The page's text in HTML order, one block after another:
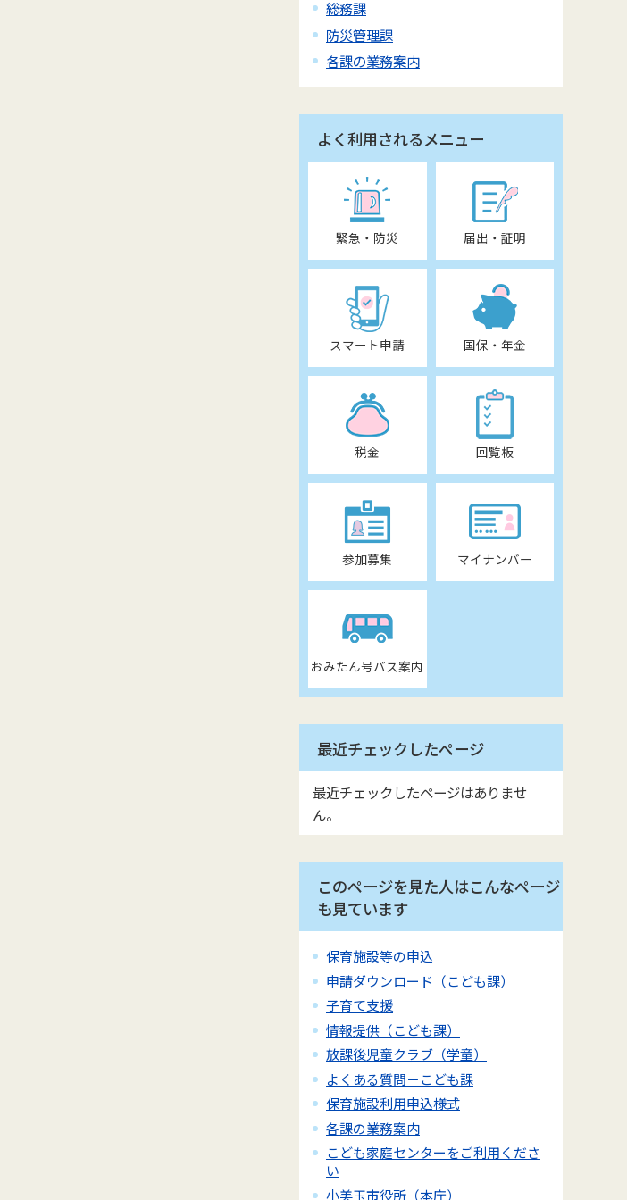
総務課
防災管理課
各課の業務案内
よく利用されるメニュー
緊急・防災 届出・証明
スマート申請 国保・年金
税金 回覧板
参加募集 マイナンバー
おみたん号バス案内
最近チェックしたページ
最近チェックしたページはありませ
ん。
このページを見た人はこんなページ
も見ています
保育施設等の申込
申請ダウンロード（こども課）
子育て支援
情報提供（こども課）
放課後児童クラブ（学童）
よくある質問－こども課
保育施設利用申込様式
各課の業務案内
こども家庭センターをご利用くださ
い
小美玉市役所（本庁）